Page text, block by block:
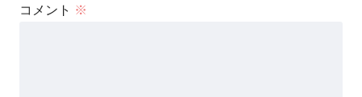
コメント ※